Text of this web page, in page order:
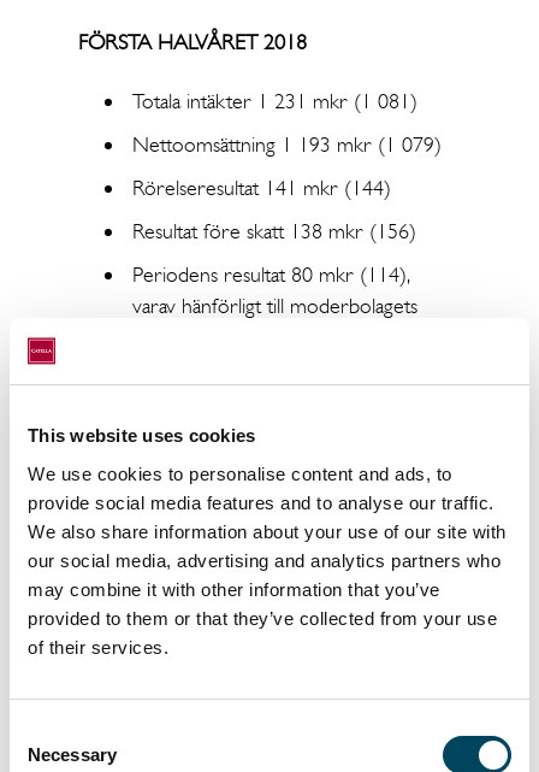
This website uses cookies
We use cookies to personalise content and ads, to
provide social media features and to analyse our traffic.
We also share information about your use of our site with
our social media, advertising and analytics partners who
may combine it with other information that you’ve
provided to them or that they’ve collected from your use
of their services.
Selection
Necessary
FÖRSTA HALVÅRET 2018
Totala intäkter 1 231 mkr (1 081)
Nettoomsättning 1 193 mkr (1 079)
Rörelseresultat 141 mkr (144)
Resultat före skatt 138 mkr (156)
Periodens resultat 80 mkr (114),
varav hänförligt till moderbolagets
Resultat per aktie* 0,41 kr (0,81)
Eget kapital* 1 588 mkr (1 577)
Eget kapital per aktie* 18,88 kr
(19,27)
Upparbetade, ej debiterbara (ej
intäkts-förda), rörliga intäkter** inom
Systematic Funds uppgick vid
periodens slut till 125 mkr.
* Hänförligt till moderbolagets aktieägare.
intäktsförda), rörliga intäkter är beräknade på